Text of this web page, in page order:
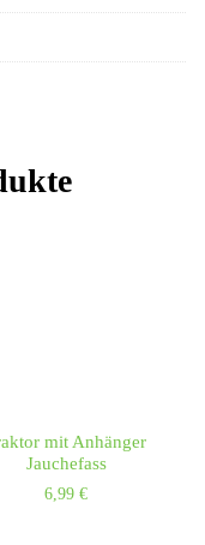
mit Anhänger
Jauchefass
6,99€